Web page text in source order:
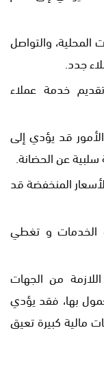
المحلية، والتواصل
جدد.
خدمة عملاء
قد يؤدي إلى
سلبية عن الحضانة.
المنخفضة قد
الخدمات و تغطي
من الجهات
بها، فقد يؤدي
مالية كبيرة تعيق